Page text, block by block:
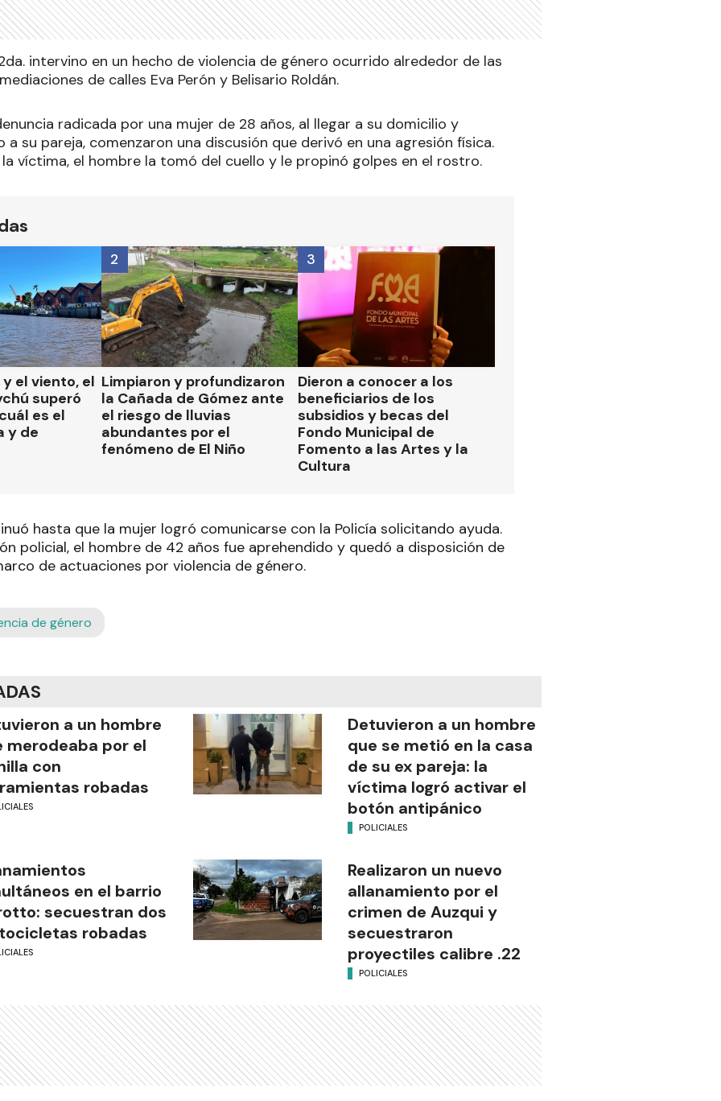
intervino en un hecho de violencia de género ocurrido alrededor de las
de calles Eva Perón y Belisario Roldán.
radicada por una mujer de 28 años, al llegar a su domicilio y
su pareja, comenzaron una discusión que derivó en una agresión física.
víctima, el hombre la tomó del cuello y le propinó golpes en el rostro.
el viento, el
superó
es el
y de
Limpiaron y profundizaron
la Cañada de Gómez ante
el riesgo de lluvias
abundantes por el
fenómeno de El Niño
2
Dieron a conocer a los
beneficiarios de los
subsidios y becas del
Fondo Municipal de
Fomento a las Artes y la
Cultura
3
hasta que la mujer logró comunicarse con la Policía solicitando ayuda.
policial, el hombre de 42 años fue aprehendido y quedó a disposición de
de actuaciones por violencia de género.
de género
a un hombre
merodeaba por el
con
robadas
Detuvieron a un hombre
que se metió en la casa
de su ex pareja: la
víctima logró activar el
botón antipánico
POLICIALES
en el barrio
secuestran dos
robadas
Realizaron un nuevo
allanamiento por el
crimen de Auzqui y
secuestraron
proyectiles calibre .22
POLICIALES